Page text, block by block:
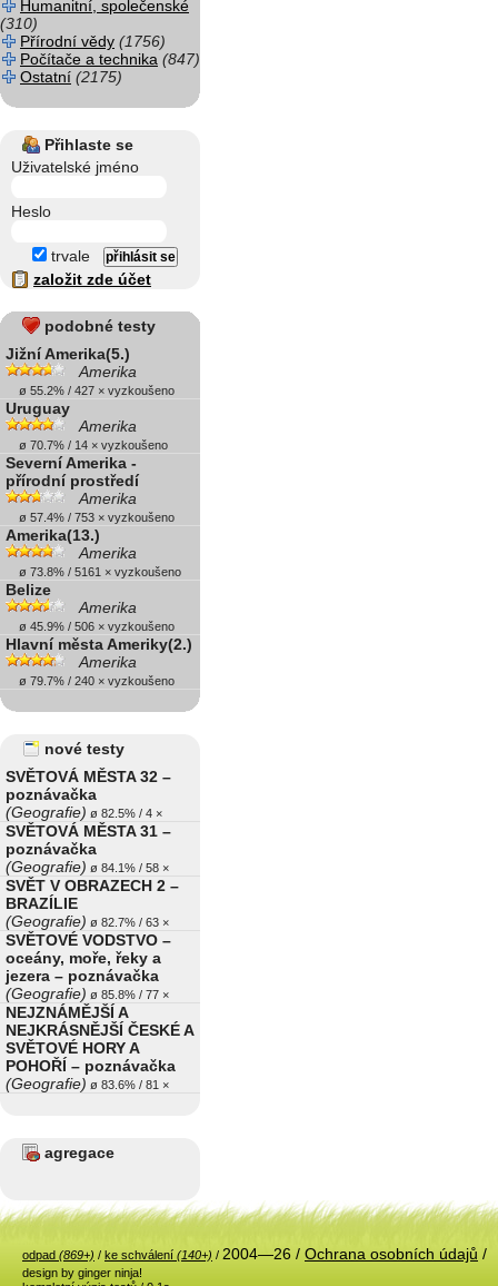
Humanitní, společenské
(310)
Přírodní vědy (1756)
Počítače a technika (847)
Ostatní (2175)
Přihlaste se
Uživatelské jméno
Heslo
trvale
založit zde účet
podobné testy
Jižní Amerika(5.)
Amerika
ø 55.2% / 427 × vyzkoušeno
Uruguay
Amerika
ø 70.7% / 14 × vyzkoušeno
Severní Amerika -
přírodní prostředí
Amerika
ø 57.4% / 753 × vyzkoušeno
Amerika(13.)
Amerika
ø 73.8% / 5161 × vyzkoušeno
Belize
Amerika
ø 45.9% / 506 × vyzkoušeno
Hlavní města Ameriky(2.)
Amerika
ø 79.7% / 240 × vyzkoušeno
nové testy
SVĚTOVÁ MĚSTA 32 –
poznávačka
(Geografie) ø 82.5% / 4 ×
SVĚTOVÁ MĚSTA 31 –
poznávačka
(Geografie) ø 84.1% / 58 ×
SVĚT V OBRAZECH 2 –
BRAZÍLIE
(Geografie) ø 82.7% / 63 ×
SVĚTOVÉ VODSTVO –
oceány, moře, řeky a
jezera – poznávačka
(Geografie) ø 85.8% / 77 ×
NEJZNÁMĚJŠÍ A
NEJKRÁSNĚJŠÍ ČESKÉ A
SVĚTOVÉ HORY A
POHOŘÍ – poznávačka
(Geografie) ø 83.6% / 81 ×
agregace
odpad (869+) / ke schválení (140+) / 2004—26 / Ochrana osobních údajů /
design by ginger ninja!